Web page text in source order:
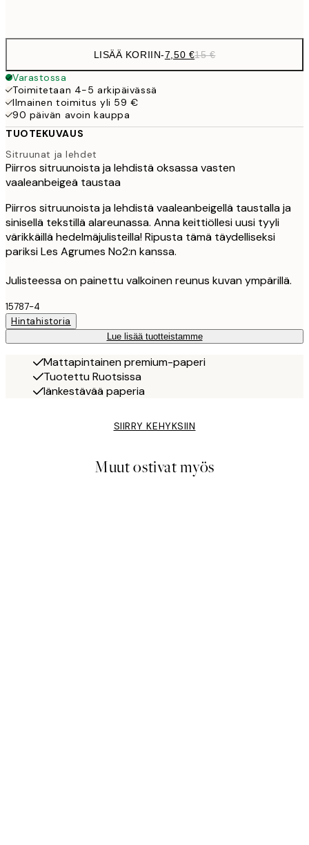
LISÄÄ KORIIN-7,50 €15 €
Varastossa
Toimitetaan 4-5 arkipäivässä
Ilmainen toimitus yli 59 €
90 päivän avoin kauppa
TUOTEKUVAUS
Sitruunat ja lehdet
Piirros sitruunoista ja lehdistä oksassa vasten
vaaleanbeigeä taustaa
Piirros sitruunoista ja lehdistä vaaleanbeigellä taustalla ja
sinisellä tekstillä alareunassa. Anna keittiöllesi uusi tyyli
värikkäillä hedelmäjulisteilla! Ripusta tämä täydelliseksi
pariksi Les Agrumes No2:n kanssa.
Julisteessa on painettu valkoinen reunus kuvan ympärillä.
15787-4
Hintahistoria
Lue lisää tuotteistamme
Mattapintainen premium-paperi
Tuotettu Ruotsissa
Iänkestävää paperia
SIIRRY KEHYKSIIN
Muut ostivat myös